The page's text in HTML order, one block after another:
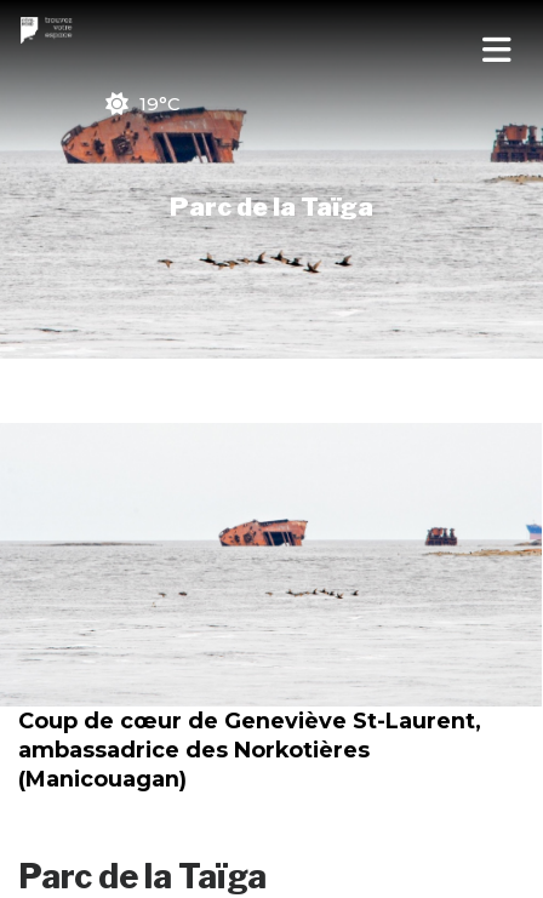
19°C
Parc de la Taïga
Coup de cœur de Geneviève St-Laurent,
ambassadrice des Norkotières
(Manicouagan)
Parc de la Taïga